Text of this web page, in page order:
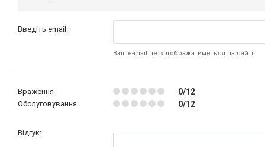
Введіть email:
Ваш e-mail не відображатиметься на сайті
Враження 0/12
Обслуговування 0/12
Відгук: